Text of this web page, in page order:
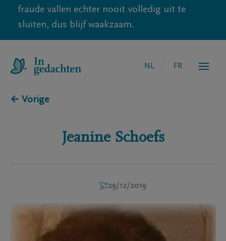
fraude vallen echter nooit volledig uit te
sluiten, dus blijf waakzaam.
NL FR
← Vorige
Jeanine Schoefs
29/12/2019